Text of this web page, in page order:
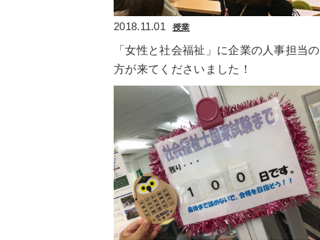
2018.11.01 授業
「女性と社会福祉」に企業の人事担当の
方が来てくださいました！